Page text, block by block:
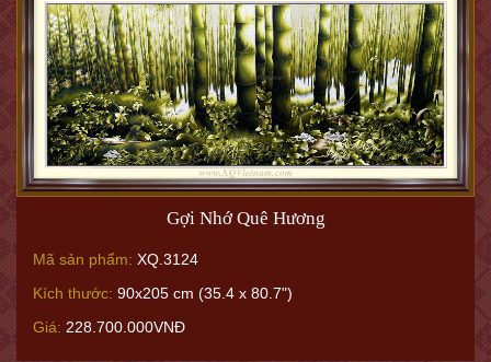
Gợi Nhớ Quê Hương
Mã sản phẩm: XQ.3124
Kích thước: 90x205 cm (35.4 x 80.7")
Giá: 228.700.000VNĐ